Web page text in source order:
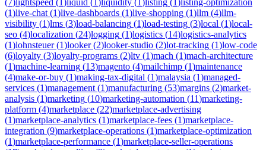
(1)live-chat (1)live-dashboards (1)live-shopping (1)llm (4)llm-
visibility (1)lms (3)load-balancing (1)load-testing (3)local (1)local-
seo (4)localization (24)logging (1)logistics (14)logistics-analytics
(1)lohnsteuer(1)looker(2)looker-studio (2)lot-tracking (1)low-code
(6)loyalty (3)loyalty-programs (2)ltv (1)mach (1)mach-architecture
(1)machine-learning (13)magento (4)mailchimp (1)maintenance
(4)make-or-buy (1)making-tax-digital (1)malaysia (1)managed-
services (1)management (1)manufacturing (53)margins (2)market-
analysis (1)marketing (10)marketing-automation (11)marketing-
platform (4)marketplace (22)marketplace-advertising
(1)marketplace-analytics (1)marketplace-fees (1)marketplace-
integration (9)marketplace-operations (1)marketplace-optimization
(1)marketplace-performance (1)marketplace-seller-operations